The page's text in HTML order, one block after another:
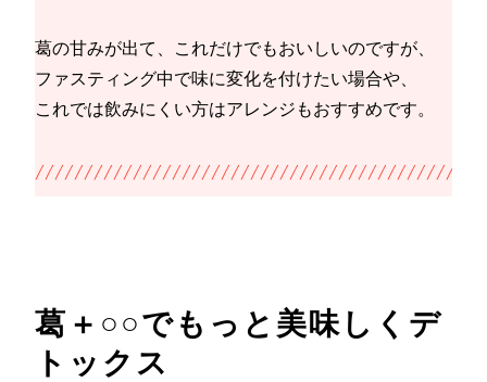
葛の甘みが出て、これだけでもおいしいのですが、
ファスティング中で味に変化を付けたい場合や、
これでは飲みにくい方はアレンジもおすすめです。
葛＋○○でもっと美味しくデ
トックス